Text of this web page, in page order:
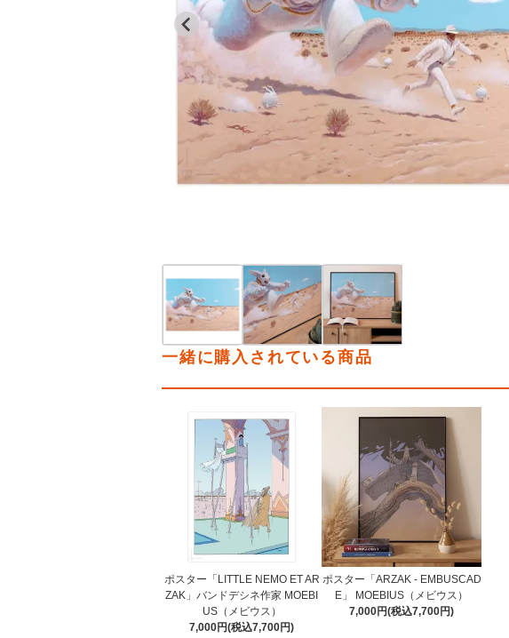
一緒に購入されている商品
ポスター「LITTLE NEMO ET AR
ZAK」バンドデシネ作家 MOEBI
US（メビウス）
7,000円(税込7,700円)
ポスター「ARZAK - EMBUSCAD
E」 MOEBIUS（メビウス）
7,000円(税込7,700円)